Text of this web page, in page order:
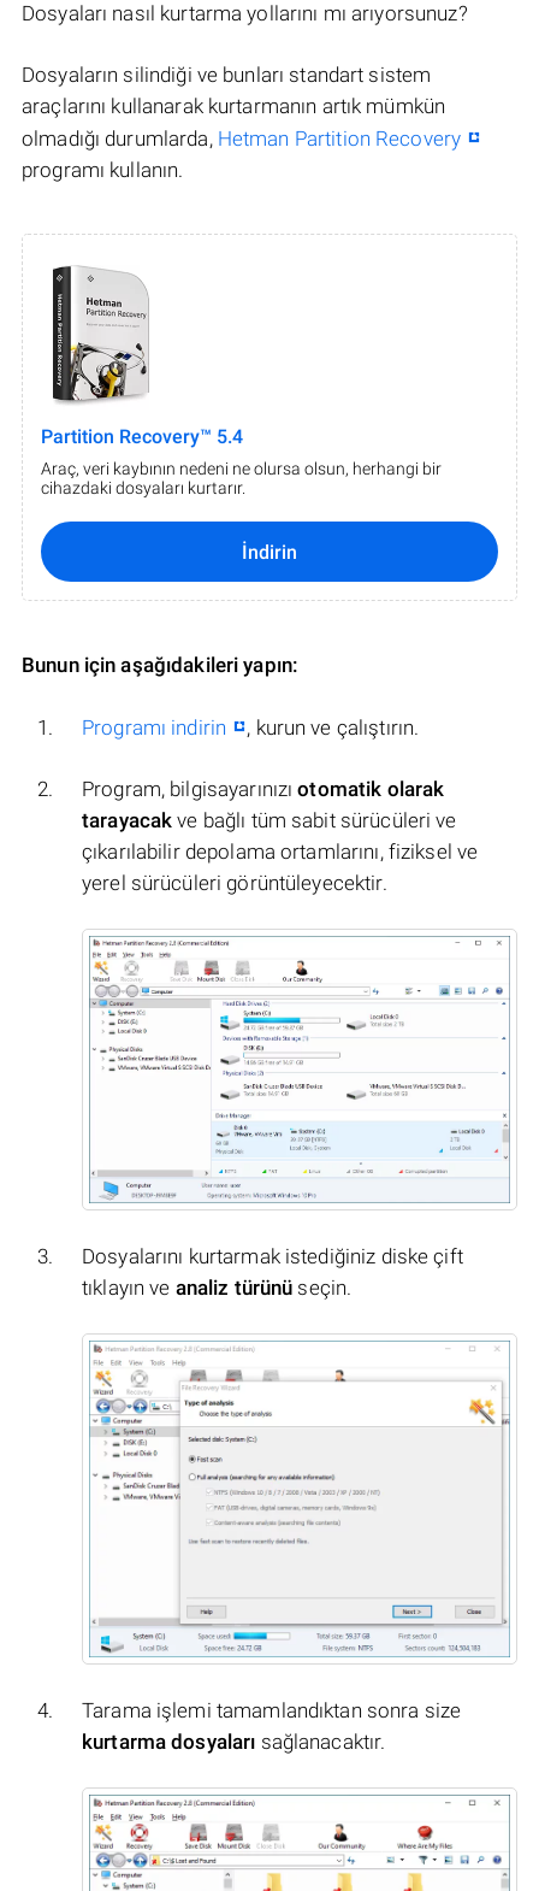
Dosyaları nasıl kurtarma yollarını mı arıyorsunuz?
Dosyaların silindiği ve bunları standart sistem
araçlarını kullanarak kurtarmanın artık mümkün
olmadığı durumlarda, Hetman Partition Recovery
programı kullanın.
Partition Recovery™ 5.4
Araç, veri kaybının nedeni ne olursa olsun, herhangi bir
cihazdaki dosyaları kurtarır.
İndirin
Bunun için aşağıdakileri yapın:
Programı indirin , kurun ve çalıştırın.
Program, bilgisayarınızıotomatik olarak
tarayacak ve bağlı tüm sabit sürücüleri ve
çıkarılabilir depolama ortamlarını, fiziksel ve
yerel sürücüleri görüntüleyecektir.
Dosyalarını kurtarmak istediğiniz diske çift
tıklayın ve analiz türünü seçin.
Tarama işlemi tamamlandıktan sonra size
kurtarma dosyaları sağlanacaktır.